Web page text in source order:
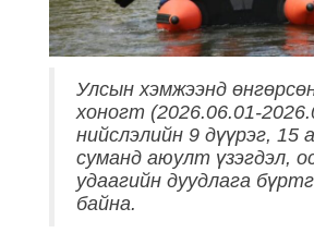
Улсын хэмжээнд
хоногт (2026.06.01-
нийслэлийн 9 дүүрэг, 15
суманд аюулт үзэгдэл,
удаагийн дуудлага
байна.